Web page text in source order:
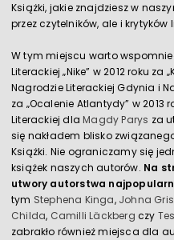
Książki, jakie znajdziesz w
przez czytelników, ale i krytyków
W tym miejscu warto
Literackiej „Nike” w 2012 roku za
Nagrodzie Literackiej Gdynia i
za „Ocalenie Atlantydy” w 2013
Literackiej dlaMagdy Parys za
się nakładem blisko
Książki. Nie ograniczamy się
książek naszych autorów. Na
utwory autorstwa
tym Stephena Kinga, Johna
Childa, Camilli Läckberg czy
zabrakło również miejsca dla